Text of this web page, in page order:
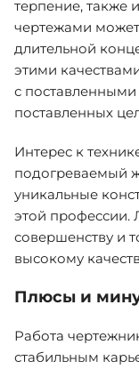
терпение, также
чертежами
длительной
этими
с поставленными
поставленных
Интерес к
подогреваемый
уникальные
этой профессии.
совершенству и
высокому
Плюсы и
Работа
стабильным